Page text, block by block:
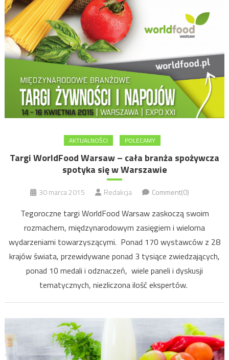
AKTUALNOŚCI POLECAMY
Targi WorldFood Warsaw – cała branża spożywcza
spotyka się w Warszawie
30 marca 2015 Redakcja Comment(0)
Tegoroczne targi WorldFood Warsaw zaskoczą swoim
rozmachem, międzynarodowym zasięgiem i wieloma
wydarzeniami towarzyszącymi. Ponad 170 wystawców z 28
krajów świata, przewidywane ponad 3 tysiące zwiedzających,
ponad 10 medali i odznaczeń, wiele paneli i dyskusji
tematycznych, niezliczona ilość ekspertów.